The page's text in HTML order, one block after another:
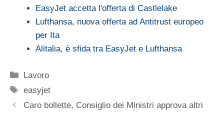
EasyJet accetta l'offerta di Castlelake
Lufthansa, nuova offerta ad Antitrust europeo
per Ita
Alitalia, è sfida tra EasyJet e Lufthansa
Categorie
Lavoro
Tag
easyjet
Caro bollette, Consiglio dei Ministri approva altri